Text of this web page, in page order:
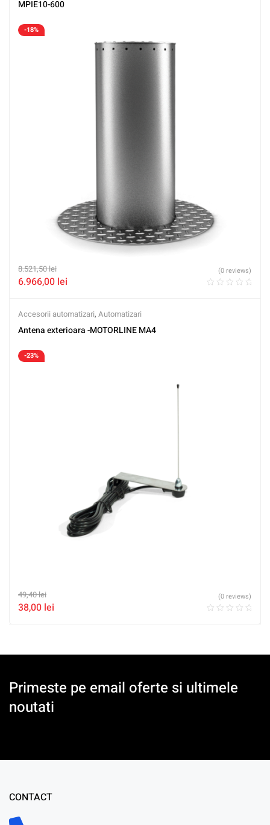
MPIE10-600
-18%
8.521,50lei
6.966,00 lei
(0 reviews)
Accesorii automatizari, Automatizari
Antena exterioara -MOTORLINE MA4
-23%
49,40lei
38,00 lei
(0 reviews)
Primeste pe email oferte si ultimele
noutati
CONTACT